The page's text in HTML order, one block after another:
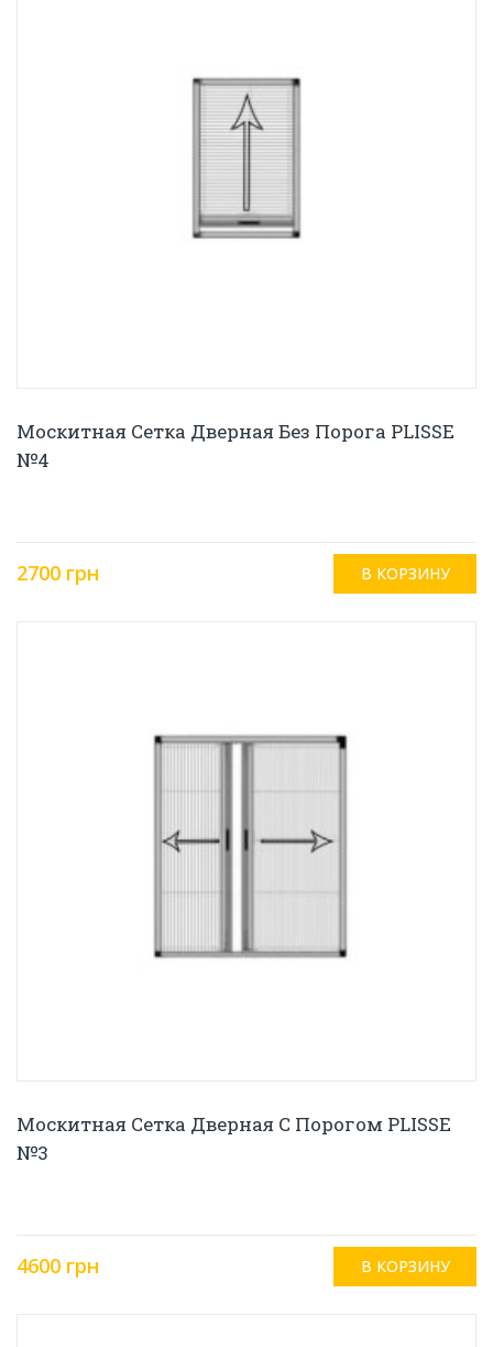
Москитная Сетка Дверная Без Порога PLISSE
№4
2700 грн
Москитная Сетка Дверная С Порогом PLISSE
№3
4600 грн